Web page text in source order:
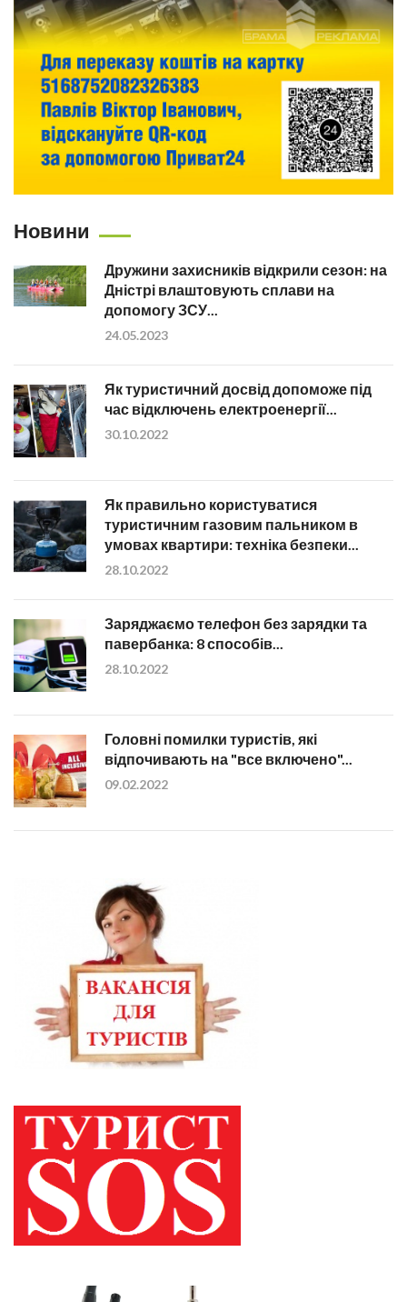
Новини
Дружини захисників відкрили сезон: на
Дністрі влаштовують сплави на
допомогу ЗСУ...
24.05.2023
Як туристичний досвід допоможе під
час відключень електроенергії...
30.10.2022
Як правильно користуватися
туристичним газовим пальником в
умовах квартири: техніка безпеки...
28.10.2022
Заряджаємо телефон без зарядки та
павербанка: 8 способів...
28.10.2022
Головні помилки туристів, які
відпочивають на "все включено"...
09.02.2022